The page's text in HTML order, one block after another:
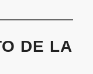
DE LA